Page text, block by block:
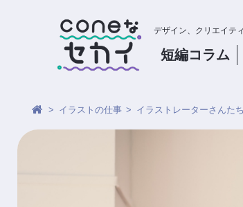
デザイン、クリエイテ
短編コラム
イラストの仕事 イラストレーターさんた